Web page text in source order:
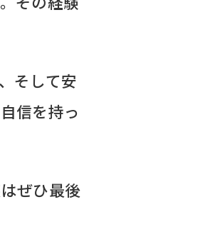
そして安
信を持っ
ぜひ最後